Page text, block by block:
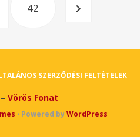
PAGE
42
NEXT
SZERZŐDÉSI FELTÉTELEK
Vörös Fonat
⋅ Powered byWordPress